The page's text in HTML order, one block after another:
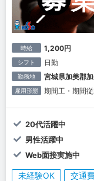
時給 1,200円
シフト 日勤
勤務地 宮城県加美郡
雇用形態 期間工・期間
20代活躍中
男性活躍中
Web面接実施中
未経験OK 交通